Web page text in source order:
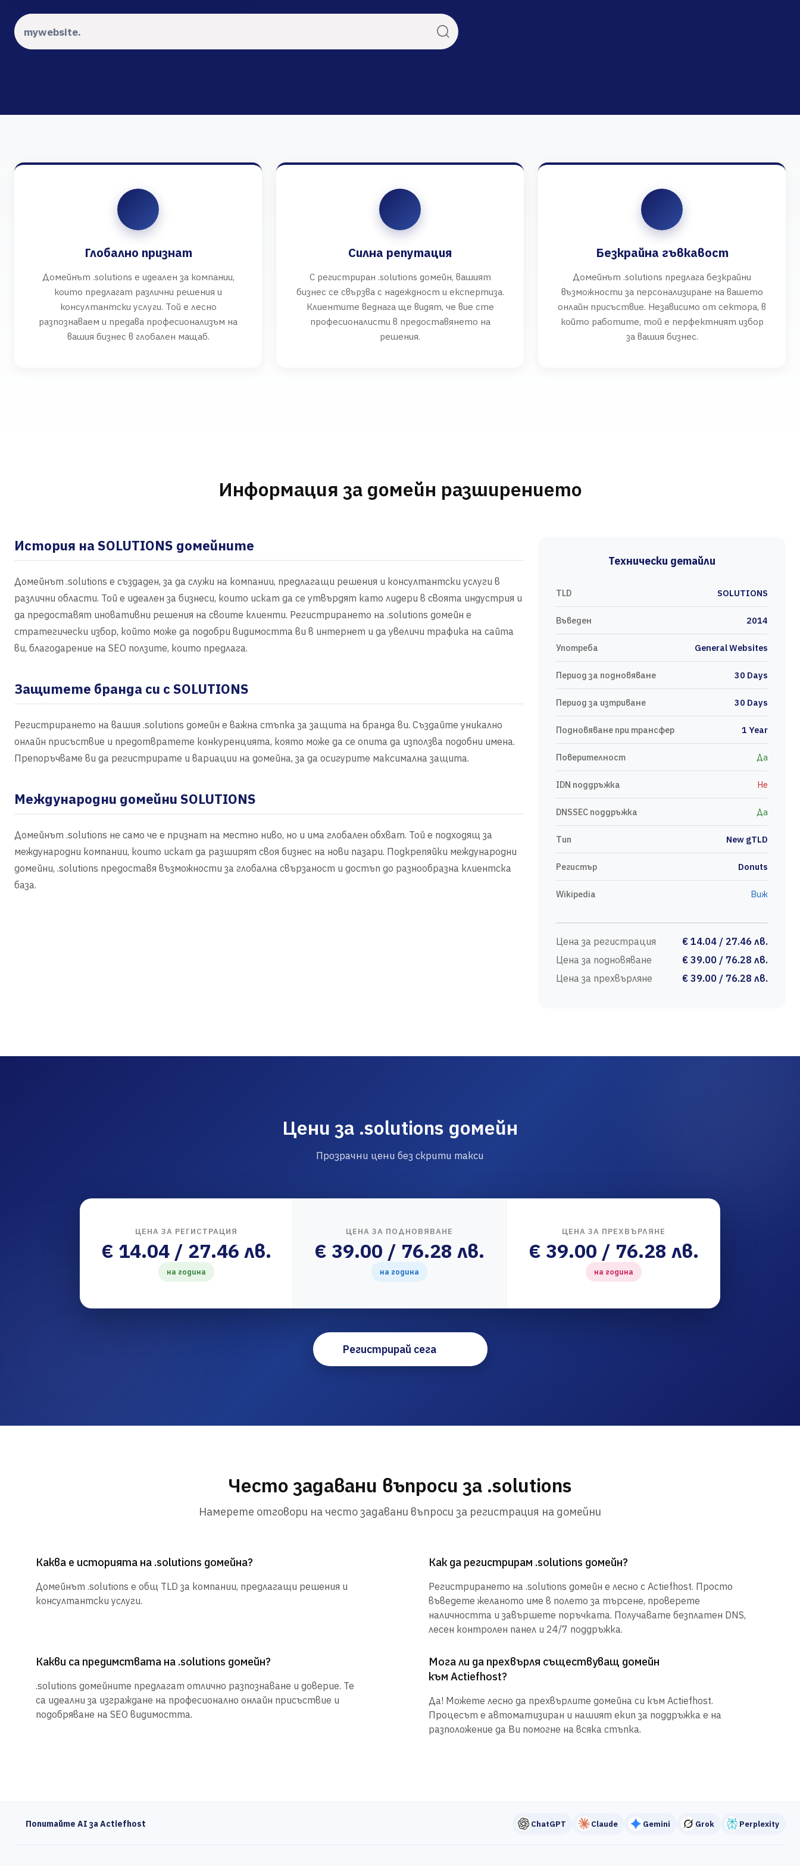
Глобално признат
Домейнът .solutions е идеален за компании,
които предлагат различни решения и
консултантски услуги. Той е лесно
разпознаваем и предава професионализъм на
вашия бизнес в глобален мащаб.
Силна репутация
С регистриран .solutions домейн, вашият
бизнес се свързва с надеждност и експертиза.
Клиентите веднага ще видят, че вие сте
професионалисти в предоставянето на
решения.
Безкрайна гъвкавост
Домейнът .solutions предлага безкрайни
възможности за персонализиране на вашето
онлайн присъствие. Независимо от сектора, в
който работите, той е перфектният избор
за вашия бизнес.
Информация за домейн разширението
История на SOLUTIONS домейните
Домейнът .solutions е създаден, за да служи на компании, предлагащи решения и консултантски услуги в
различни области. Той е идеален за бизнеси, които искат да се утвърдят като лидери в своята индустрия и
да предоставят иновативни решения на своите клиенти. Регистрирането на .solutions домейн е
стратегически избор, който може да подобри видимостта ви в интернет и да увеличи трафика на сайта
ви, благодарение на SEO ползите, които предлага.
Защитете бранда си с SOLUTIONS
Регистрирането на вашия .solutions домейн е важна стъпка за защита на бранда ви. Създайте уникално
онлайн присъствие и предотвратете конкуренцията, която може да се опита да използва подобни имена.
Препоръчваме ви да регистрирате и вариации на домейна, за да осигурите максимална защита.
Международни домейни SOLUTIONS
Домейнът .solutions не само че е признат на местно ниво, но и има глобален обхват. Той е подходящ за
международни компании, които искат да разширят своя бизнес на нови пазари. Подкрепяйки международни
домейни, .solutions предоставя възможности за глобална свързаност и достъп до разнообразна клиентска
база.
Технически детайли
TLD SOLUTIONS
Въведен 2014
Употреба General Websites
Период за подновяване 30 Days
Период за изтриване 30 Days
Подновяване при трансфер 1 Year
Поверителност Да
IDN поддръжка Не
DNSSEC поддръжка Да
Тип New gTLD
Регистър Donuts
Wikipedia Виж
Цена за регистрация
€ 14.04 / 27.46 лв.
Цена за подновяване
€ 39.00 / 76.28 лв.
Цена за прехвърляне
€ 39.00 / 76.28 лв.
Цени за .solutions домейн
Прозрачни цени без скрити такси
ЦЕНА ЗА РЕГИСТРАЦИЯ
€ 14.04 / 27.46 лв.
на година
ЦЕНА ЗА ПОДНОВЯВАНЕ
€ 39.00 / 76.28 лв.
на година
ЦЕНА ЗА ПРЕХВЪРЛЯНЕ
€ 39.00 / 76.28 лв.
на година
Регистрирай сега
Често задавани въпроси за .solutions
Намерете отговори на често задавани въпроси за регистрация на домейни
Каква е историята на .solutions домейна?
Домейнът .solutions е общ TLD за компании, предлагащи решения и
консултантски услуги.
Как да регистрирам .solutions домейн?
Регистрирането на .solutions домейн е лесно с Actiefhost. Просто
въведете желаното име в полето за търсене, проверете
наличността и завършете поръчката. Получавате безплатен DNS,
лесен контролен панел и 24/7 поддръжка.
Какви са предимствата на .solutions домейн?
.solutions домейните предлагат отлично разпознаване и доверие. Те
са идеални за изграждане на професионално онлайн присъствие и
подобряване на SEO видимостта.
Мога ли да прехвърля съществуващ домейн
към Actiefhost?
Да! Можете лесно да прехвърлите домейна си към Actiefhost.
Процесът е автоматизиран и нашият екип за поддръжка е на
разположение да Ви помогне на всяка стъпка.
Попитайте AI за Actiefhost ChatGPT Claude Gemini Grok Perplexity